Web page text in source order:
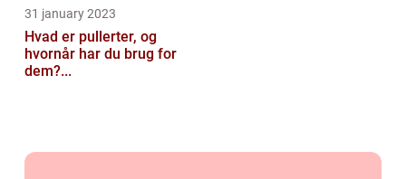
31 january 2023
Hvad er pullerter, og
hvornår har du brug for
dem?...